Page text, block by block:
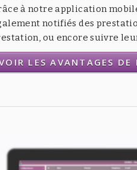
à notre application
notifiés des
ou encore suivre
LES AVANTAGES